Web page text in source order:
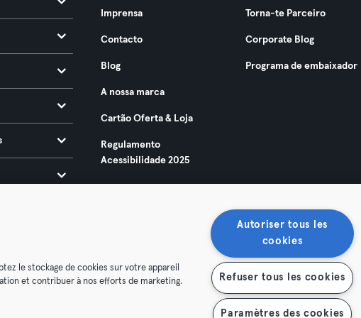
Imprensa
Contacto
Blog
A nossa marca
Cartão Oferta & Loja
Regulamento
Acessibilidade 2025
Torna-te Parceiro
Corporate Blog
Programa de embaixador
Privacidade Imprimir Rescindir contratos aqui
le stockage de cookies sur votre appareil
et contribuer à nos efforts de marketing.
Autoriser tous les
cookies
Refuser tous les cookies
Paramètres des cookies